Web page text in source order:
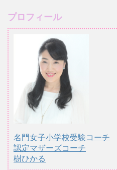
プロフィール
名門女子小学校受験コーチ
認定マザーズコーチ
樹ひかる